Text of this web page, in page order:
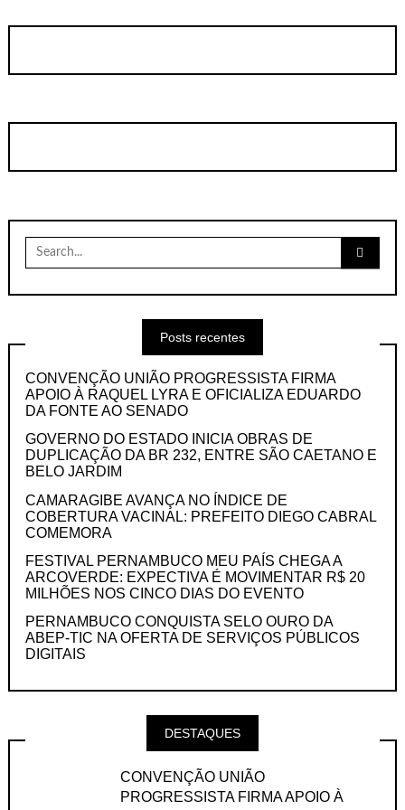
Search
for:
Posts recentes
CONVENÇÃO UNIÃO PROGRESSISTA FIRMA
APOIO À RAQUEL LYRA E OFICIALIZA EDUARDO
DA FONTE AO SENADO
GOVERNO DO ESTADO INICIA OBRAS DE
DUPLICAÇÃO DA BR 232, ENTRE SÃO CAETANO E
BELO JARDIM
CAMARAGIBE AVANÇA NO ÍNDICE DE
COBERTURA VACINAL: PREFEITO DIEGO CABRAL
COMEMORA
FESTIVAL PERNAMBUCO MEU PAÍS CHEGA A
ARCOVERDE: EXPECTIVA É MOVIMENTAR R$ 20
MILHÕES NOS CINCO DIAS DO EVENTO
PERNAMBUCO CONQUISTA SELO OURO DA
ABEP-TIC NA OFERTA DE SERVIÇOS PÚBLICOS
DIGITAIS
DESTAQUES
CONVENÇÃO UNIÃO
PROGRESSISTA FIRMA APOIO À